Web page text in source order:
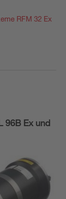
RFM 32 Ex
96B Ex und